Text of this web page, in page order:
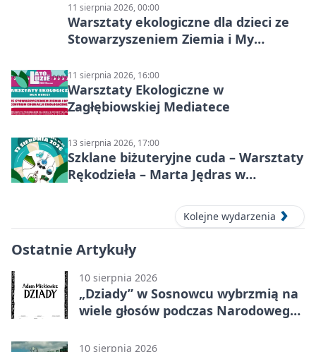
11 sierpnia 2026, 00:00
Warsztaty ekologiczne dla dzieci ze
Stowarzyszeniem Ziemia i My
11 sierpnia 2026, 16:00
Warsztaty Ekologiczne w
Zagłębiowskiej Mediatece
13 sierpnia 2026, 17:00
Szklane biżuteryjne cuda – Warsztaty
Rękodzieła – Marta Jędras w
Kolejne wydarzenia
Ostatnie Artykuły
10 sierpnia 2026
„Dziady” w Sosnowcu wybrzmią na
wiele głosów podczas Narodowego
10 sierpnia 2026